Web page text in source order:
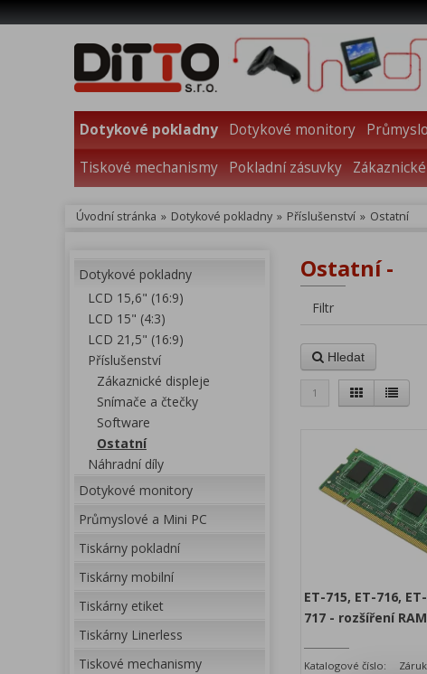
Dotykové pokladny Dotykové monitory
Tiskové mechanismy
Pokladní zásuvky
Úvodní stránka » Dotykové pokladny » Příslušenství » Ostatní
Dotykové pokladny
LCD 15,6" (16:9)
LCD 15" (4:3)
LCD 21,5" (16:9)
Příslušenství
Zákaznické displeje
Snímače a čtečky
Software
Ostatní
Náhradní díly
Dotykové monitory
Průmyslové a Mini PC
Tiskárny pokladní
Tiskárny mobilní
Tiskárny etiket
Tiskárny Linerless
Tiskové mechanismy
Ostatní -
Filtr
Hledat
1
ET-715, ET-716,
717 - rozšíření
Katalogové číslo: